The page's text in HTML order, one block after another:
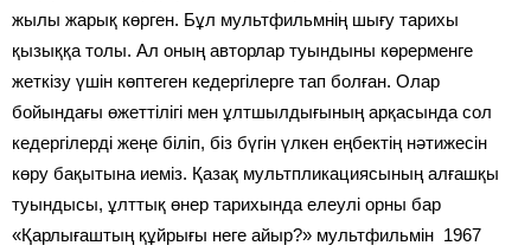
жылы жарық көрген. Бұл мультфильмнің шығу тарихы
қызыққа толы. Ал оның авторлар туындыны көрерменге
жеткізу үшін көптеген кедергілерге тап болған. Олар
бойындағы өжеттілігі мен ұлтшылдығының арқасында сол
кедергілерді жеңе біліп, біз бүгін үлкен еңбектің нәтижесін
көру бақытына иеміз. Қазақ мультпликациясының алғашқы
туындысы, ұлттық өнер тарихында елеулі орны бар
«Қарлығаштың құйрығы неге айыр?» мультфильмін 1967